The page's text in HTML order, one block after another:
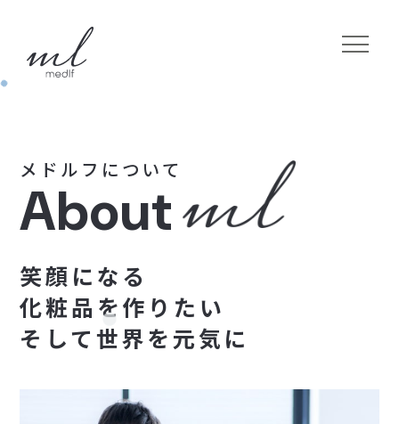
メ ド ル フ に つ いて
About
笑顔 になる
化粧品 を作 り た い
そ して世界を元気に